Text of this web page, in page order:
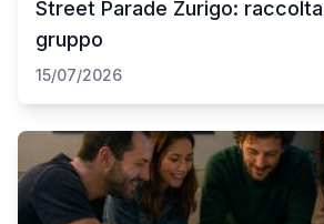
Street Parade Zurigo:
gruppo
15/07/2026